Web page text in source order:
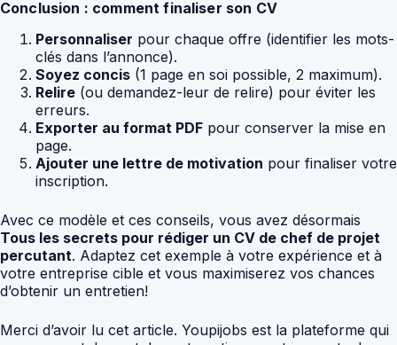
Conclusion : comment finaliser son CV
Personnaliser pour chaque offre (identifier les mots-
clés dans l’annonce).
Soyez concis (1 page en soi possible, 2 maximum).
Relire (ou demandez-leur de relire) pour éviter les
erreurs.
Exporter au format PDF pour conserver la mise en
page.
Ajouter une lettre de motivation pour finaliser votre
inscription.
Avec ce modèle et ces conseils, vous avez désormais
Tous les secrets pour rédiger un CV de chef de projet
percutant. Adaptez cet exemple à votre expérience et à
votre entreprise cible et vous maximiserez vos chances
d’obtenir un entretien!
Merci d’avoir lu cet article. Youpijobs est la plateforme qui